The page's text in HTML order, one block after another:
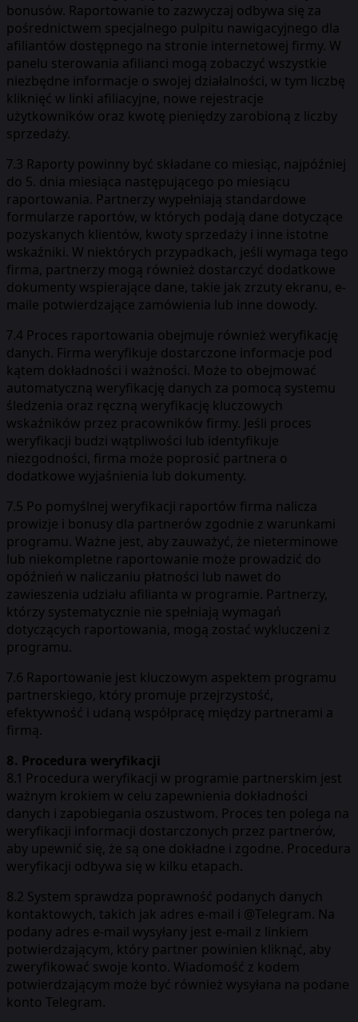
bonusów. Raportowanie to zazwyczaj odbywa się za
pośrednictwem specjalnego pulpitu nawigacyjnego dla
afiliantów dostępnego na stronie internetowej firmy. W
panelu sterowania afilianci mogą zobaczyć wszystkie
niezbędne informacje o swojej działalności, w tym liczbę
kliknięć w linki afiliacyjne, nowe rejestracje
użytkowników oraz kwotę pieniędzy zarobioną z liczby
sprzedaży.
7.3 Raporty powinny być składane co miesiąc, najpóźniej
do 5. dnia miesiąca następującego po miesiącu
raportowania. Partnerzy wypełniają standardowe
formularze raportów, w których podają dane dotyczące
pozyskanych klientów, kwoty sprzedaży i inne istotne
wskaźniki. W niektórych przypadkach, jeśli wymaga tego
firma, partnerzy mogą również dostarczyć dodatkowe
dokumenty wspierające dane, takie jak zrzuty ekranu, e-
maile potwierdzające zamówienia lub inne dowody.
7.4 Proces raportowania obejmuje również weryfikację
danych. Firma weryfikuje dostarczone informacje pod
kątem dokładności i ważności. Może to obejmować
automatyczną weryfikację danych za pomocą systemu
śledzenia oraz ręczną weryfikację kluczowych
wskaźników przez pracowników firmy. Jeśli proces
weryfikacji budzi wątpliwości lub identyfikuje
niezgodności, firma może poprosić partnera o
dodatkowe wyjaśnienia lub dokumenty.
7.5 Po pomyślnej weryfikacji raportów firma nalicza
prowizje i bonusy dla partnerów zgodnie z warunkami
programu. Ważne jest, aby zauważyć, że nieterminowe
lub niekompletne raportowanie może prowadzić do
opóźnień w naliczaniu płatności lub nawet do
zawieszenia udziału afilianta w programie. Partnerzy,
którzy systematycznie nie spełniają wymagań
dotyczących raportowania, mogą zostać wykluczeni z
programu.
7.6 Raportowanie jest kluczowym aspektem programu
partnerskiego, który promuje przejrzystość,
efektywność i udaną współpracę między partnerami a
firmą.
8. Procedura weryfikacji
8.1 Procedura weryfikacji w programie partnerskim jest
ważnym krokiem w celu zapewnienia dokładności
danych i zapobiegania oszustwom. Proces ten polega na
weryfikacji informacji dostarczonych przez partnerów,
aby upewnić się, że są one dokładne i zgodne. Procedura
weryfikacji odbywa się w kilku etapach.
8.2 System sprawdza poprawność podanych danych
kontaktowych, takich jak adres e-mail i @Telegram. Na
podany adres e-mail wysyłany jest e-mail z linkiem
potwierdzającym, który partner powinien kliknąć, aby
zweryfikować swoje konto. Wiadomość z kodem
potwierdzającym może być również wysyłana na podane
konto Telegram.